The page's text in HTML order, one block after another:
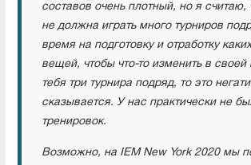
составов очень плотный, но я считаю,
не должна играть много турниров
время на подготовку и отработку
вещей, чтобы что-то изменить в своей
тебя три турнира подряд, то это
сказывается. У нас практически не
тренировок.
Возможно, на IEM New York 2020 мы